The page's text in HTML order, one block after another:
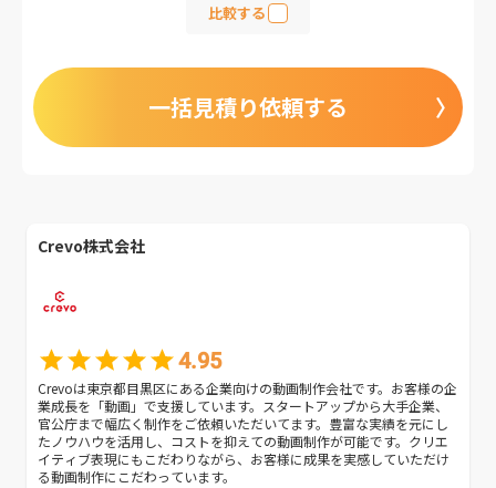
比較する
一括見積り依頼する
Crevo株式会社
4.95
Crevoは東京都目黒区にある企業向けの動画制作会社です。お客様の企
業成長を「動画」で支援しています。スタートアップから大手企業、
官公庁まで幅広く制作をご依頼いただいてます。豊富な実績を元にし
たノウハウを活用し、コストを抑えての動画制作が可能です。クリエ
イティブ表現にもこだわりながら、お客様に成果を実感していただけ
る動画制作にこだわっています。